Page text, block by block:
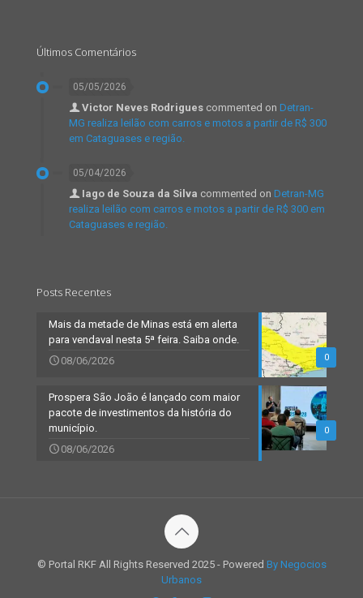
Últimos Comentários
05/05/2026
Victor Neves Rodrigues commented on Detran-
MG realiza leilão com carros e motos a partir de R$ 300
em Cataguases e região.
05/04/2026
Iago de Souza da Silva commented on Detran-MG
realiza leilão com carros e motos a partir de R$ 300 em
Cataguases e região.
Posts Recentes
0
Mais da metade de Minas está em alerta
para vendaval nesta 5ª feira. Saiba onde.
08/06/2026
0
Prospera São João é lançado com maior
pacote de investimentos da história do
município.
08/06/2026
© Portal RKF All Rights Reserved 2025 - Powered By Negocios
Urbanos